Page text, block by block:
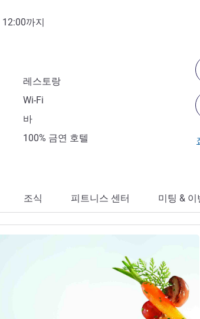
12:00까지
레스토랑
Wi-Fi
바
100% 금연 호텔
조식 피트니스 센터 미팅 & 이